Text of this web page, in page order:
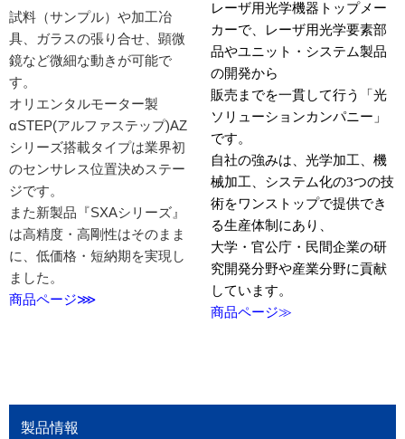
試料（サンプル）や加工冶
具、ガラスの張り合せ、顕微
鏡など微細な動きが可能で
す。
オリエンタルモーター製
αSTEP(アルファステップ)AZ
シリーズ搭載タイプは業界初
のセンサレス位置決めステー
ジです。
また新製品『SXAシリーズ』
は高精度・高剛性はそのまま
に、低価格・短納期を実現し
ました。
商品ページ⋙
レーザ用光学機器トップメー
カーで、
レーザ用光学要素部
品やユニット・システム製品
の開発から
販売までを一貫して行う「光
ソリューションカンパニー」
です。
自社の強みは、光学加工、機
械加工、システム化の3つの技
術をワンストップで提供でき
る生産体制にあり、
大学・官公庁・民間企業の研
究開発分野や産業分野に貢献
しています。
商品ページ≫
製品情報